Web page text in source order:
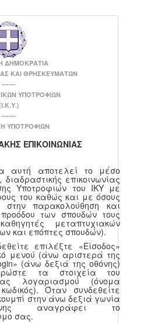
ΔΗΜΟΚΡΑΤΙΑ
ΚΑΙ ΘΡΗΣΚΕΥΜΑΤΩΝ
------
ΥΠΟΤΡΟΦΙΩΝ
------
ΥΠΟΤΡΟΦΙΩΝ
ΕΠΙΚΟΙΝΩΝΙΑΣ
αυτή αποτελεί το μέσο
διαδραστικής επικοινωνίας
Υποτροφιών του ΙΚΥ με
του καθώς και με όσους
στην παρακολούθηση και
των σπουδών τους
μεταπτυχιακών
και επόπτες σπουδών).
επιλέξτε «Είσοδος»
μενού (άνω αριστερά της
(άνω δεξιά της οθόνης)
τα στοιχεία του
λογαριασμού (όνομα
Όταν συνδεθείτε
στην άνω δεξιά γωνία
αναγράφει το
σας.